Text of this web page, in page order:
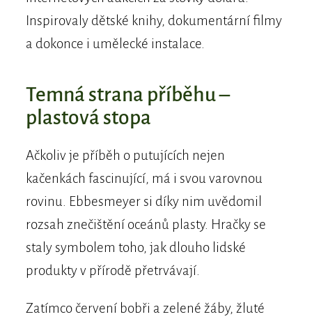
Inspirovaly dětské knihy, dokumentární filmy
a dokonce i umělecké instalace.
Temná strana příběhu –
plastová stopa
Ačkoliv je příběh o putujících nejen
kačenkách fascinující, má i svou varovnou
rovinu. Ebbesmeyer si díky nim uvědomil
rozsah znečištění oceánů plasty. Hračky se
staly symbolem toho, jak dlouho lidské
produkty v přírodě přetrvávají.
Zatímco červení bobři a zelené žáby, žluté